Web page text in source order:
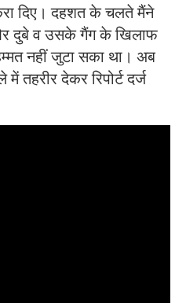
दिए। दहशत के चलते मैंने
दुबे व उसके गैंग के खिलाफ
नहीं जुटा सका था। अब
तहरीर देकर रिपोर्ट दर्ज